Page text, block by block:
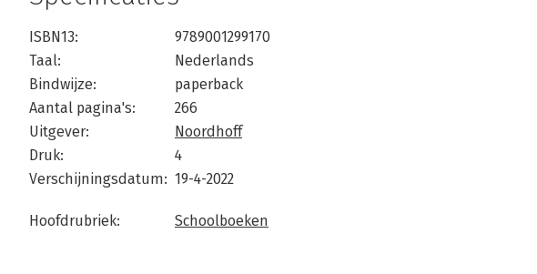
ISBN13:
9789001299170
Taal:
Nederlands
Bindwijze:
paperback
Aantal pagina's:
266
Uitgever:
Noordhoff
Druk:
4
Verschijningsdatum: 19-4-2022
Hoofdrubriek: Schoolboeken